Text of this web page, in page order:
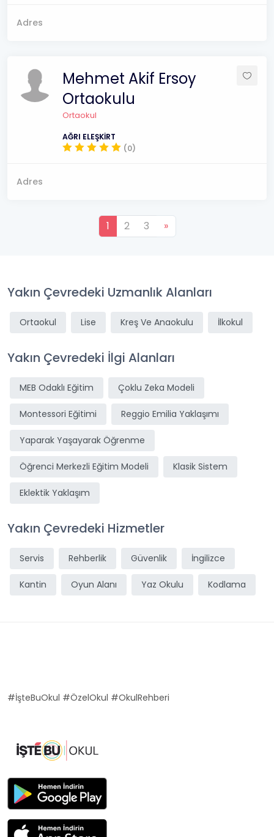
Adres
Mehmet Akif Ersoy
Ortaokulu
Ortaokul
AĞRI ELEŞKİRT
(0)
Adres
1 2 3 »
Yakın Çevredeki Uzmanlık Alanları
Ortaokul Lise Kreş Ve Anaokulu İlkokul
Yakın Çevredeki İlgi Alanları
MEB Odaklı Eğitim Çoklu Zeka Modeli
Montessori Eğitimi Reggio Emilia Yaklaşımı
Yaparak Yaşayarak Öğrenme
Öğrenci Merkezli Eğitim Modeli Klasik Sistem
Eklektik Yaklaşım
Yakın Çevredeki Hizmetler
Servis Rehberlik Güvenlik İngilizce
Kantin Oyun Alanı Yaz Okulu Kodlama
#İşteBuOkul #ÖzelOkul #OkulRehberi